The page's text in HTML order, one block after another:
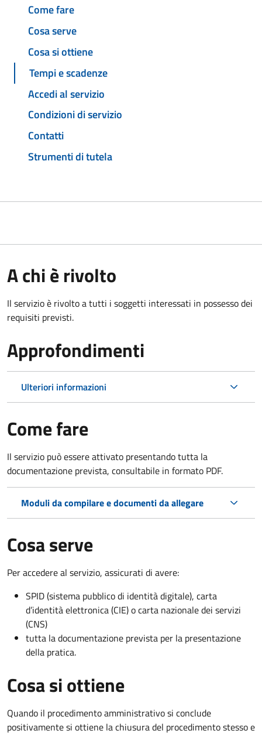
Come fare
Cosa serve
Cosa si ottiene
Tempi e scadenze
Accedi al servizio
Condizioni di servizio
Contatti
Strumenti di tutela
A chi è rivolto
Il servizio è rivolto a tutti i soggetti interessati in possesso dei
requisiti previsti.
Approfondimenti
Ulteriori informazioni
Come fare
Il servizio può essere attivato presentando tutta la
documentazione prevista, consultabile in formato PDF.
Moduli da compilare e documenti da allegare
Cosa serve
Per accedere al servizio, assicurati di avere:
SPID (sistema pubblico di identità digitale), carta
d’identità elettronica (CIE) o carta nazionale dei servizi
(CNS)
tutta la documentazione prevista per la presentazione
della pratica.
Cosa si ottiene
Quando il procedimento amministrativo si conclude
positivamente si ottiene la chiusura del procedimento stesso e